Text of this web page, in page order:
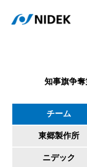
知事旗争
チーム
東郷製作所
ニデック